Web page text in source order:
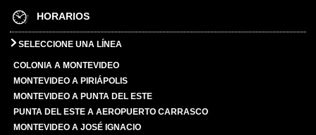
HORARIOS
SELECCIONE UNA LÍNEA
COLONIA A MONTEVIDEO
MONTEVIDEO A PIRIÁPOLIS
MONTEVIDEO A PUNTA DEL ESTE
PUNTA DEL ESTE A AEROPUERTO CARRASCO
MONTEVIDEO A JOSÉ IGNACIO